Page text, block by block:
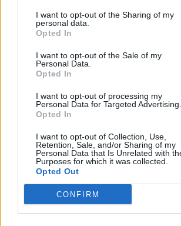
I want to opt-out of the Sharing of my
personal data.
Opted In
I want to opt-out of the Sale of my
Personal Data.
Opted In
I want to opt-out of processing my
Personal Data for Targeted Advertising.
Opted In
I want to opt-out of Collection, Use,
Retention, Sale, and/or Sharing of my
Personal Data that Is Unrelated with
Purposes for which it was collected.
Opted Out
CONFIRM
3) DHL Stormers v
Connacht
DHL Stadium, Città del Capo, ore
Arbitro: Sam Grove-White (SRU,
AR 1: Cwengile Jadezweni
Stephan Geldenhuys (SARU)
4) Ospreys v
Principality Stadium, Cardiff, ore
Arbitro: Ben Connor (WRU, 2°
AR 1: Ben Whitehouse (WRU) AR